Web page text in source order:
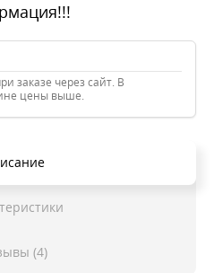
заказе через сайт. В
цены выше.
(4)